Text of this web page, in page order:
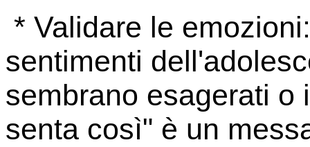
* Validare le
sentimenti
sembrano esagerati o
senta così" è un